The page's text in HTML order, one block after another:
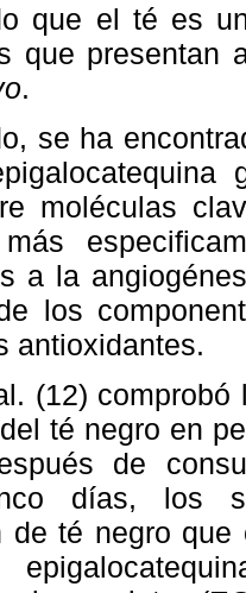
que el té es
que presentan
.
se ha
moléculas
a la
los
antioxidantes.
(12)
té negro en
de
días, los
de té negro